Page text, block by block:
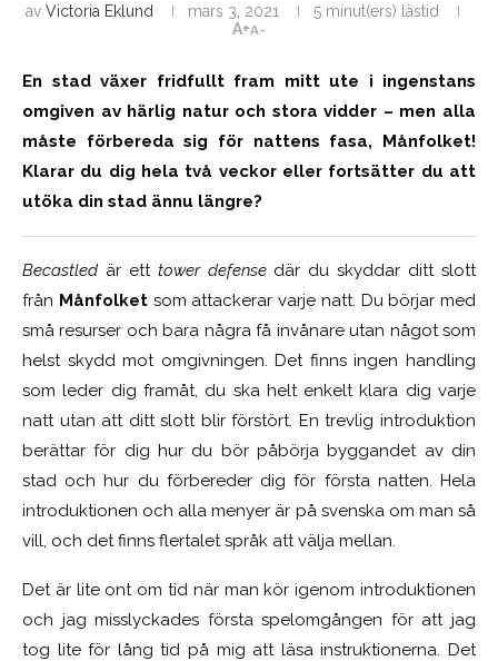
av Victoria Eklund mars 3, 2021
5 minut(ers) lästid
A+A-
En stad växer fridfullt fram mitt ute i ingenstans
omgiven av härlig natur och stora vidder – men alla
måste förbereda sig för nattens fasa, Månfolket!
Klarar du dig hela två veckor eller fortsätter du att
utöka din stad ännu längre?
Becastled är ett tower defensedär du skyddar ditt slott
från Månfolket som attackerar varje natt. Du börjar med
små resurser och bara några få invånare utan något som
helst skydd mot omgivningen. Det finns ingen handling
som leder dig framåt, du ska helt enkelt klara dig varje
natt utan att ditt slott blir förstört. En trevlig introduktion
berättar för dig hur du bör påbörja byggandet av din
stad och hur du förbereder dig för första natten. Hela
introduktionen och alla menyer är på svenska om man så
vill, och det finns flertalet språk att välja mellan.
Det är lite ont om tid när man kör igenom introduktionen
och jag misslyckades första spelomgången för att jag
tog lite för lång tid på mig att läsa instruktionerna. Det